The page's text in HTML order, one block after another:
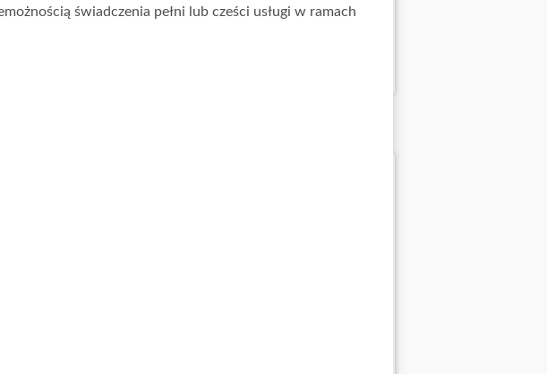
świadczenia pełni lub cześci usługi w ramach